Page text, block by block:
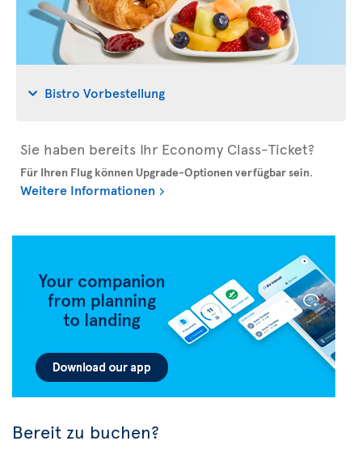
Bistro Vorbestellung
Sie haben bereits Ihr Economy Class-Ticket?
Für Ihren Flug können Upgrade-Optionen verfügbar sein.
Weitere Informationen
Bereit zu buchen?